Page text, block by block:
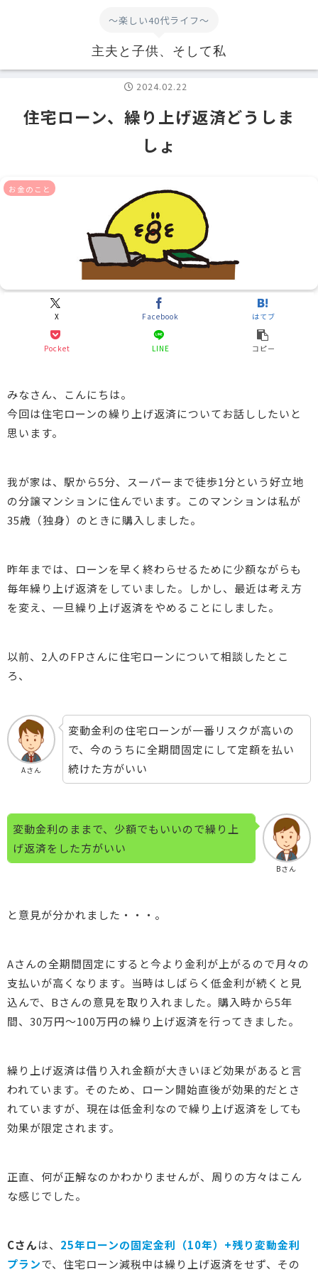
～楽しい40代ライフ～
主夫と子供、そして私
住宅ローン、繰り上げ返済どうしま
しょ
お金のこと
X Facebook はてブ
Pocket LINE コピー
2024.02.22
みなさん、こんにちは。
今回は住宅ローンの繰り上げ返済についてお話ししたいと
思います。
我が家は、駅から5分、スーパーまで徒歩1分という好立地
の分譲マンションに住んでいます。このマンションは私が
35歳（独身）のときに購入しました。
昨年までは、ローンを早く終わらせるために少額ながらも
毎年繰り上げ返済をしていました。しかし、最近は考え方
を変え、一旦繰り上げ返済をやめることにしました。
以前、2人のFPさんに住宅ローンについて相談したとこ
ろ、
Aさん
変動金利の住宅ローンが一番リスクが高いの
で、今のうちに全期間固定にして定額を払い
続けた方がいい
Bさん
変動金利のままで、少額でもいいので繰り上
げ返済をした方がいい
と意見が分かれました・・・。
Aさんの全期間固定にすると今より金利が上がるので月々の
支払いが高くなります。当時はしばらく低金利が続くと見
込んで、Bさんの意見を取り入れました。購入時から5年
間、30万円～100万円の繰り上げ返済を行ってきました。
繰り上げ返済は借り入れ金額が大きいほど効果があると言
われています。そのため、ローン開始直後が効果的だとさ
れていますが、現在は低金利なので繰り上げ返済をしても
効果が限定されます。
正直、何が正解なのかわかりませんが、周りの方々はこん
な感じでした。
Cさんは、 25年ローンの固定金利（10年）+残り変動金利
プランで、住宅ローン減税中は繰り上げ返済をせず、その